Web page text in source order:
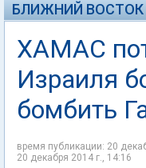
БЛИЖНИЙ ВОСТОК
ХАМАС
Израиля
бомбить
время публикации: 20
20 декабря 2014 г., 14:16